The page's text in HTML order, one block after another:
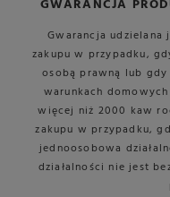
GWARANCJA
Gwarancja udzielana
zakupu w przypadku,
osobą prawną lub
warunkach
więcej niż 2000 kaw
zakupu w przypadku,
jednoosobowa
działalności nie jest